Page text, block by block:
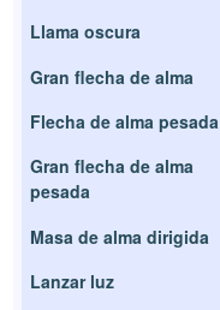
Llama oscura
Gran flecha de alma
Flecha de alma pesada
Gran flecha de alma
pesada
Masa de alma dirigida
Lanzar luz